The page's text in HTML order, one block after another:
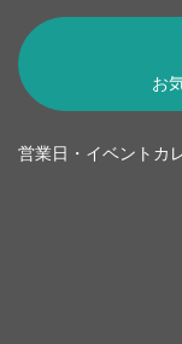
お
営業日・イベントカ